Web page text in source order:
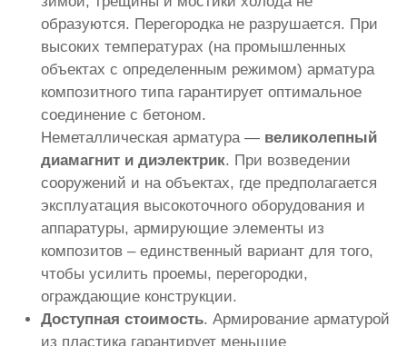
образуются. Перегородка не разрушается. При
высоких температурах (на промышленных
объектах с определенным режимом) арматура
композитного типа гарантирует оптимальное
соединение с бетоном.
Неметаллическая арматура — великолепный
диамагнит и диэлектрик. При возведении
сооружений и на объектах, где предполагается
эксплуатация высокоточного оборудования и
аппаратуры, армирующие элементы из
композитов – единственный вариант для того,
чтобы усилить проемы, перегородки,
ограждающие конструкции.
Доступная стоимость. Армирование арматурой
из пластика гарантирует меньшие